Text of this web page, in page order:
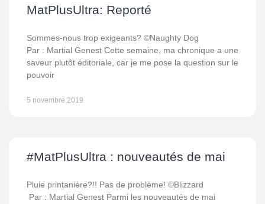
MatPlusUltra: Reporté
Sommes-nous trop exigeants? ©Naughty Dog
Par : Martial Genest Cette semaine, ma chronique a une
saveur plutôt éditoriale, car je me pose la question sur le
pouvoir
5 novembre 2019
#MatPlusUltra : nouveautés de mai
Pluie printanière?!! Pas de problème! ©Blizzard
Par : Martial Genest Parmi les nouveautés de mai